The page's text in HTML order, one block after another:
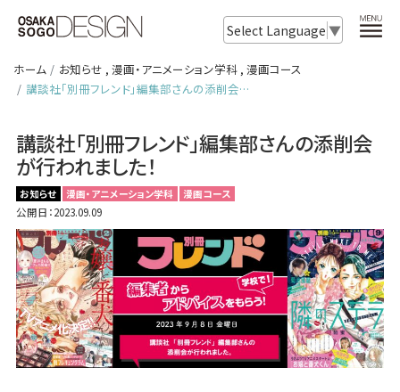
Select Language ▼
ホーム お知らせ , 漫画・アニメーション学科, 漫画コース
講談社「別冊フレンド」編集部さんの添削会…
講談社「別冊フレンド」編集部さんの添削会
が行われました！
お知らせ 漫画・アニメーション学科 漫画コース
公開日：2023.09.09